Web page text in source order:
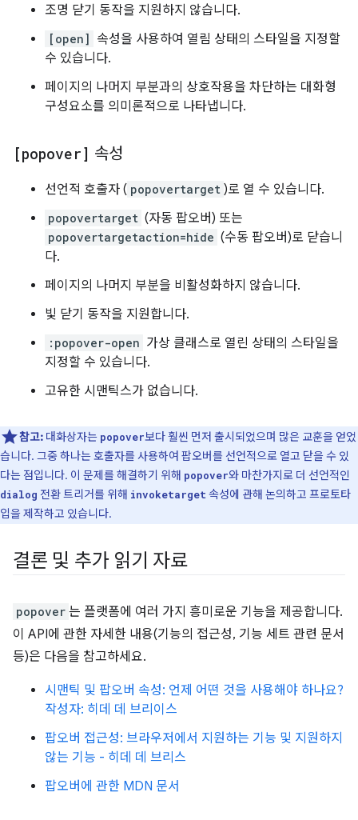
조명 닫기 동작을 지원하지 않습니다.
[open] 속성을 사용하여 열림 상태의 스타일을 지정할
수 있습니다.
페이지의 나머지 부분과의 상호작용을 차단하는 대화형
구성요소를 의미론적으로 나타냅니다.
[popover] 속성
선언적 호출자 ( popovertarget )로 열 수 있습니다.
popovertarget (자동 팝오버) 또는
popovertargetaction=hide (수동 팝오버)로 닫습니
다.
페이지의 나머지 부분을 비활성화하지 않습니다.
빛 닫기 동작을 지원합니다.
:popover-open 가상 클래스로 열린 상태의 스타일을
지정할 수 있습니다.
고유한 시맨틱스가 없습니다.
참고: 대화상자는 popover보다 훨씬 먼저 출시되었으며 많은 교훈을 얻었
습니다. 그중 하나는 호출자를 사용하여 팝오버를 선언적으로 열고 닫을 수 있
다는 점입니다. 이 문제를 해결하기 위해 popover와 마찬가지로 더 선언적인
dialog 전환 트리거를 위해 invoketarget 속성에 관해 논의하고 프로토타
입을 제작하고 있습니다.
결론 및 추가 읽기 자료
popover 는 플랫폼에 여러 가지 흥미로운 기능을 제공합니다.
이 API에 관한 자세한 내용(기능의 접근성, 기능 세트 관련 문서
등)은 다음을 참고하세요.
시맨틱 및 팝오버 속성: 언제 어떤 것을 사용해야 하나요?
작성자: 히데 데 브리이스
팝오버 접근성: 브라우저에서 지원하는 기능 및 지원하지
않는 기능 - 히데 데 브리스
팝오버에 관한 MDN 문서